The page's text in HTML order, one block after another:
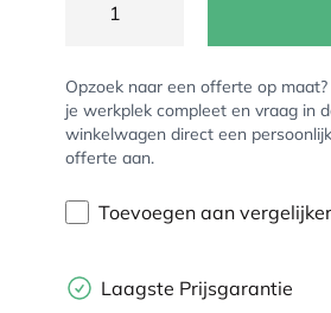
Opzoek naar een offerte op
je werkplek compleet en vraag in
winkelwagen direct een
offerte aan.
Toevoegen aan vergelijker
Laagste Prijsgarantie